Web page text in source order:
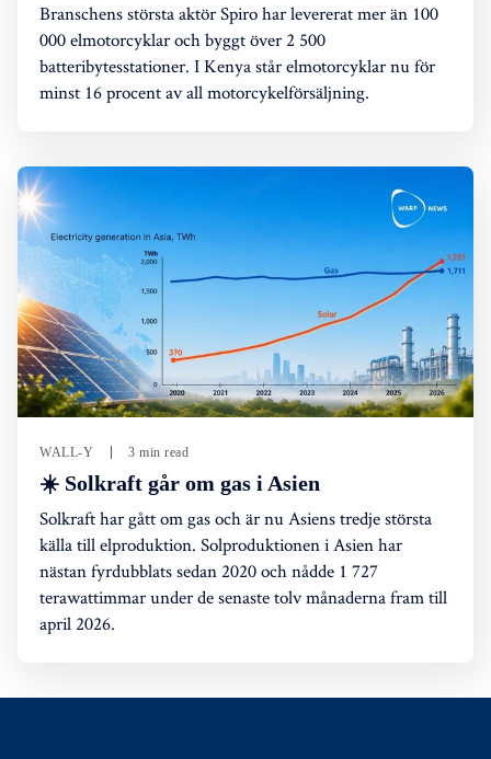
Branschens största aktör Spiro har levererat mer än 100
000 elmotorcyklar och byggt över 2 500
batteribytesstationer. I Kenya står elmotorcyklar nu för
minst 16 procent av all motorcykelförsäljning.
WALL-Y 3 min read
☀️ Solkraft går om gas i Asien
Solkraft har gått om gas och är nu Asiens tredje största
källa till elproduktion. Solproduktionen i Asien har
nästan fyrdubblats sedan 2020 och nådde 1 727
terawattimmar under de senaste tolv månaderna fram till
april 2026.